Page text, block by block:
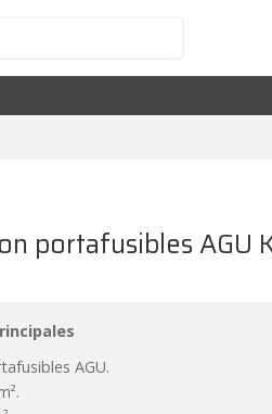
portafusibles AGU
AGU.